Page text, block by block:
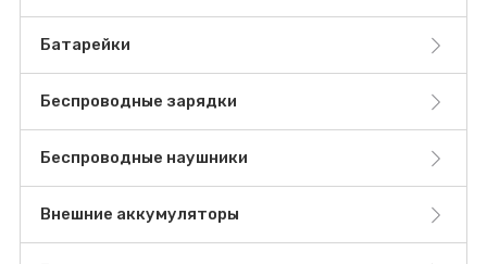
Батарейки
Беспроводные зарядки
Беспроводные наушники
Внешние аккумуляторы